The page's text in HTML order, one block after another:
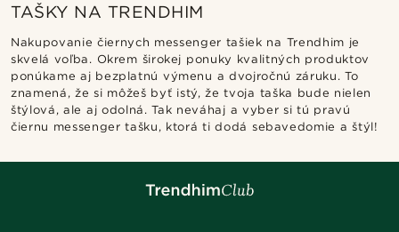
TAŠKY NA TRENDHIM
Nakupovanie čiernych messenger tašiek na Trendhim je
skvelá voľba. Okrem širokej ponuky kvalitných produktov
ponúkame aj bezplatnú výmenu a dvojročnú záruku. To
znamená, že si môžeš byť istý, že tvoja taška bude nielen
štýlová, ale aj odolná. Tak neváhaj a vyber si tú pravú
čiernu messenger tašku, ktorá ti dodá sebavedomie a štýl!